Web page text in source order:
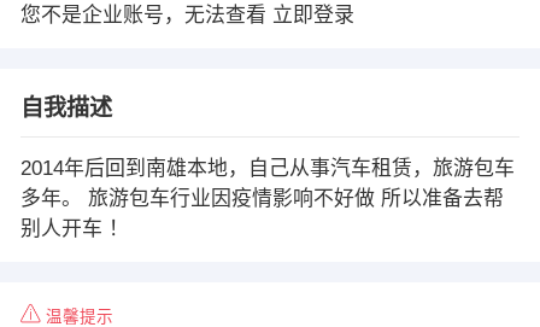
您不是企业账号，无法查看 立即登录
自我描述
2014年后回到南雄本地，自己从事汽车租赁，旅游包车
多年。 旅游包车行业因疫情影响不好做 所以准备去帮
别人开车 ！
温馨提示